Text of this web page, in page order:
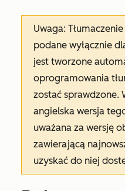
Uwaga:
podane wyłącznie
jest tworzone
oprogramowania
zostać sprawdzone.
angielska wersja
uważana za wersję
zawierającą
uzyskać do niej